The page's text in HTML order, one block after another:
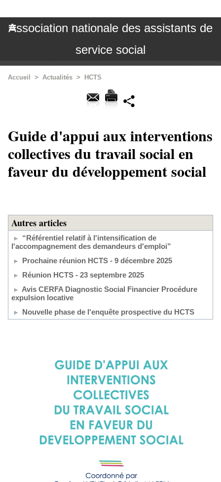
Association nationale des assistants de
service social
Accueil > Actualités > HCTS
Guide d'appui aux interventions
collectives du travail social en
faveur du développement social
Autres articles
“Référentiel relatif à l'intensification de
l'accompagnement des demandeurs d'emploi”
Prochaine réunion HCTS - 9 décembre 2025
Réunion HCTS - 23 septembre 2025
Avis CERFA Diagnostic Social Financier Procédure
expulsion locative
Nouvelle phase de l'enquête prospective du HCTS